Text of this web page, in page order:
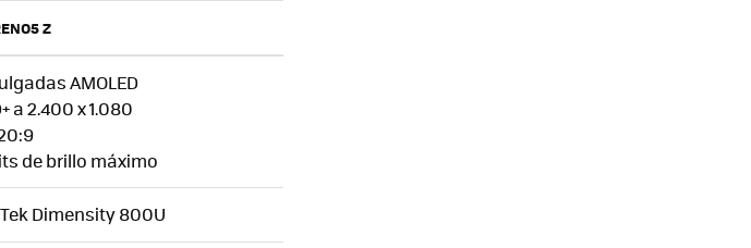
Z
AMOLED
a 2.400 x 1.080
de brillo máximo
Dimensity 800U